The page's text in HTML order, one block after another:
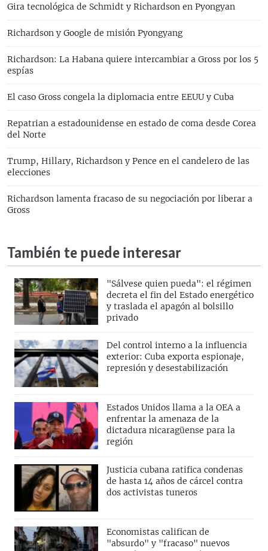
Gira tecnológica de Schmidt y Richardson en Pyongyan
Richardson y Google de misión Pyongyang
Richardson: La Habana quiere intercambiar a Gross por los 5
espías
El caso Gross congela la diplomacia entre EEUU y Cuba
Repatrian a estadounidense en estado de coma desde Corea
del Norte
Trump, Hillary, Richardson y Pence en el candelero de las
elecciones
Richardson lamenta fracaso de su negociación por liberar a
Gross
También te puede interesar
"Sálvese quien pueda": el régimen
decreta el fin del Estado energético
y traslada el apagón al bolsillo
privado
Del control interno a la influencia
exterior: Cuba exporta espionaje,
represión y desestabilización
Estados Unidos llama a la OEA a
enfrentar la amenaza de la
dictadura nicaragüense para la
región
Justicia cubana ratifica condenas
de hasta 14 años de cárcel contra
dos activistas tuneros
Economistas califican de
"absurdo" y "fracaso" nuevos